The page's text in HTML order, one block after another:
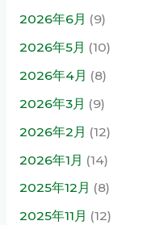
2026年6月 (9)
2026年5月 (10)
2026年4月 (8)
2026年3月 (9)
2026年2月 (12)
2026年1月 (14)
2025年12月 (8)
2025年11月 (12)